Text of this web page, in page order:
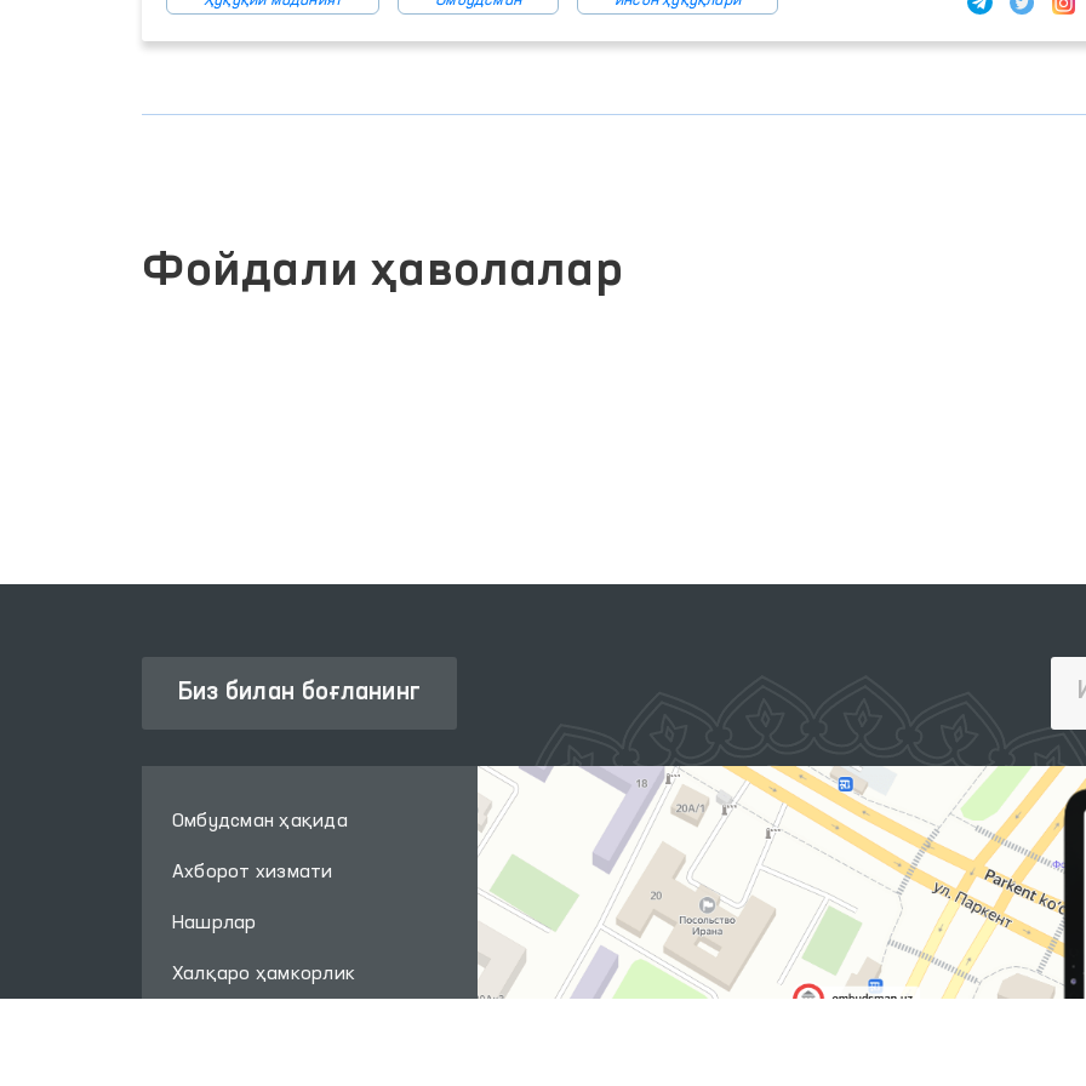
Фойдали ҳаволалар
Биз билан боғланинг
Омбудсман ҳақида
Ахборот хизмати
Нашрлар
Халқаро ҳамкорлик